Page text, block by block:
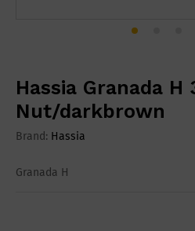
Hassia Granada H
Nut/darkbrown
Brand: Hassia
Granada H